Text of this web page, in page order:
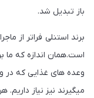
باز تبدیل شد.
برند استنلی فراتر از
است.همان اندازه که ما
وعده های غذایی که در
میگیرند نیز نیاز